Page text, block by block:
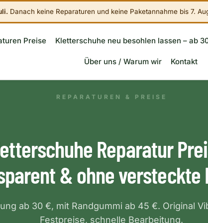
Danach keine Reparaturen und keine Paketannahme bis 7.
Preise Kletterschuhe neu besohlen lassen – ab
Über uns / Warum wir Kontakt
REPARATUREN & PREISE
Reparatur
& ohne versteckte
ab 30 €, mit Randgummi ab 45 €. Original
Festpreise, schnelle Bearbeitung.